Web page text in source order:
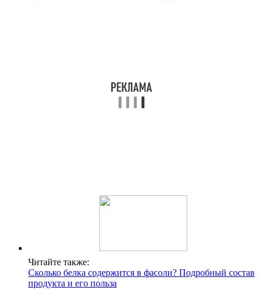
Читайте также:
Сколько белка содержится в фасоли? Подробный состав
продукта и его польза